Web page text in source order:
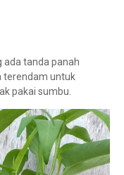
ada tanda panah
terendam untuk
pakai sumbu.